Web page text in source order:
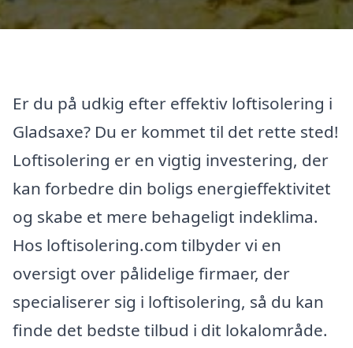
Er du på udkig efter effektiv loftisolering i
Gladsaxe? Du er kommet til det rette sted!
Loftisolering er en vigtig investering, der
kan forbedre din boligs energieffektivitet
og skabe et mere behageligt indeklima.
Hos loftisolering.com tilbyder vi en
oversigt over pålidelige firmaer, der
specialiserer sig i loftisolering, så du kan
finde det bedste tilbud i dit lokalområde.